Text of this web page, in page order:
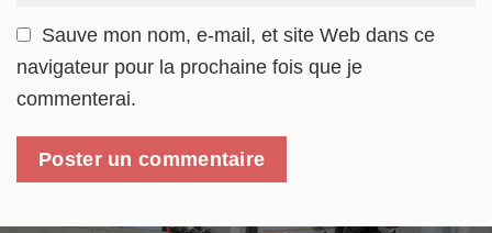
Sauve mon nom, e-mail, et site Web dans ce
navigateur pour la prochaine fois que je
commenterai.